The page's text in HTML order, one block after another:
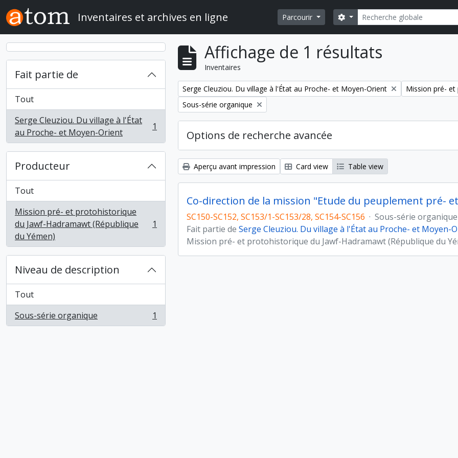
Skip to main content
Inventaires et archives en ligne Parcourir Rechercher
Search options
Fait partie de
Tout
Serge Cleuziou. Du village à l'État
au Proche- et Moyen-Orient
, 1 résultats 1
Producteur
Tout
Mission pré- et protohistorique
du Jawf-Hadramawt (République
du Yémen)
, 1 résultats 1
Niveau de description
Tout
Sous-série organique
, 1 résultats 1
Affichage de 1 résultats
Inventaires
Remove filter:
Serge Cleuziou. Du village à l'État au Proche- et Moyen-Orient Remove filter:
Mission pré- et
Remove filter:
Sous-série organique
Options de recherche avancée
Aperçu avant impression Card view Table view
Co-direction de la mission "Etude du peuplement pré-
SC150-SC152, SC153/1-SC153/28, SC154-SC156 · Sous-série organique
Fait partie de Serge Cleuziou. Du village à l'État au Proche- et Moyen-
Mission pré- et protohistorique du Jawf-Hadramawt (République du